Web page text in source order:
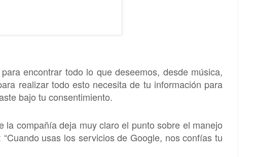
encontrar todo lo que deseemos, desde música,
realizar todo esto necesita de tu información para
bajo tu consentimiento.
la compañía deja muy claro el punto sobre el manejo
usas los servicios de Google, nos confías tu